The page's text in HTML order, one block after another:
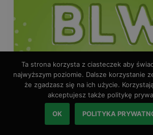
Ta strona korzysta z ciasteczek aby
najwyższym poziomie. Dalsze korzystanie
że zgadzasz się na ich użycie.
akceptujesz także politykę
OK POLITYKA